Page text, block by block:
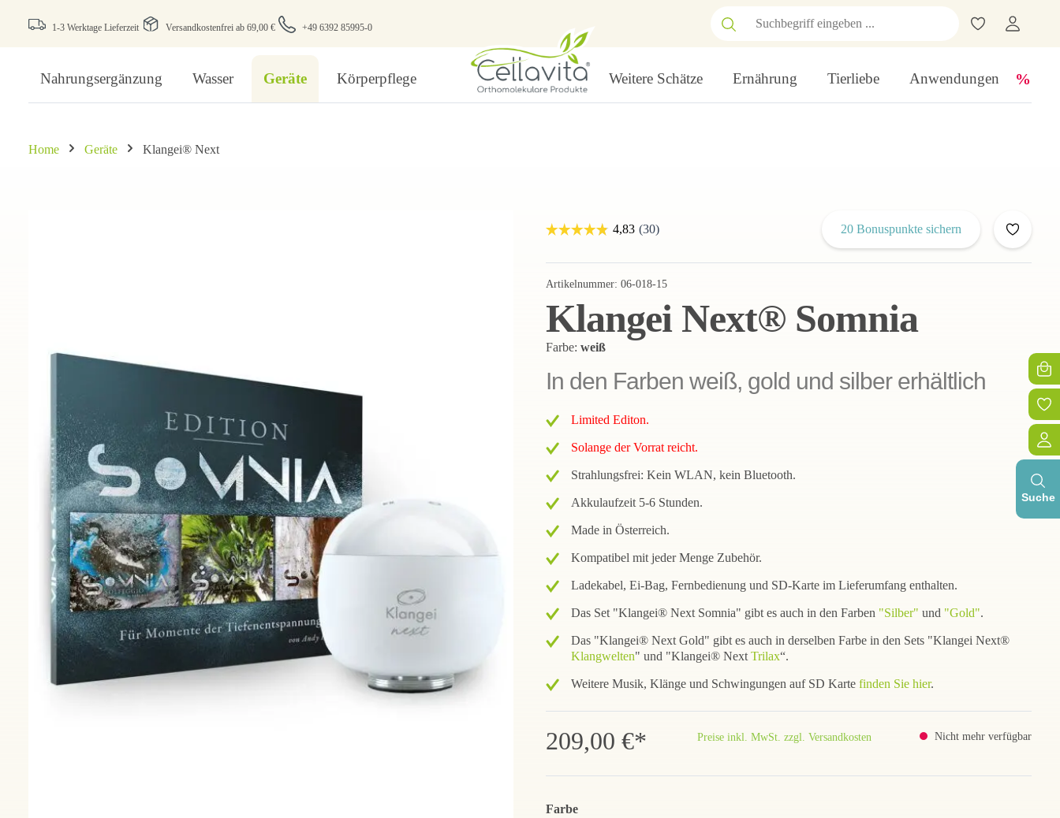
1-3 Werktage Lieferzeit Versandkostenfrei ab 69,00 € +49 6392 85995-0
Suche
Nahrungsergänzung Wasser Geräte Körperpflege Weitere Schätze Ernährung Tierliebe Anwendungen
Home Geräte Klangei® Next
20 Bonuspunkte sichern
Artikelnummer: 06-018-15
Klangei Next® Somnia
Farbe: weiß
In den Farben weiß, gold und silber erhältlich
Limited Editon.
Solange der Vorrat reicht.
Strahlungsfrei: Kein WLAN, kein Bluetooth.
Akkulaufzeit 5-6 Stunden.
Made in Österreich.
Kompatibel mit jeder Menge Zubehör.
Ladekabel, Ei-Bag, Fernbedienung und SD-Karte im Lieferumfang enthalten.
Das Set "Klangei® Next Somnia" gibt es auch in den Farben "Silber" und "Gold".
Das "Klangei® Next Gold" gibt es auch in derselben Farbe in den Sets "Klangei Next®
Klangwelten" und "Klangei® Next Trilax“.
Weitere Musik, Klänge und Schwingungen auf SD Karte finden Sie hier.
209,00 €* Preise inkl. MwSt. zzgl. Versandkosten Nicht mehr verfügbar
Farbe